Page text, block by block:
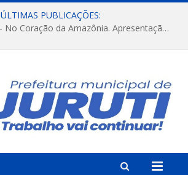
ÚLTIMAS PUBLICAÇÕES:
FESTRIBAL 2026 – No Coração da Amazônia. Apresentação da Munduruku.